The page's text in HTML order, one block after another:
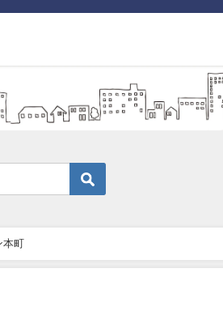
本町